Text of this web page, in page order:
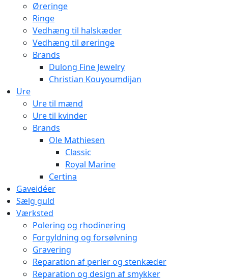
Øreringe
Ringe
Vedhæng til halskæder
Vedhæng til øreringe
Brands
Dulong Fine Jewelry
Christian Kouyoumdijan
Ure
Ure til mænd
Ure til kvinder
Brands
Ole Mathiesen
Classic
Royal Marine
Certina
Gaveidéer
Sælg guld
Værksted
Polering og rhodinering
Forgyldning og forsølvning
Gravering
Reparation af perler og stenkæder
Reparation og design af smykker